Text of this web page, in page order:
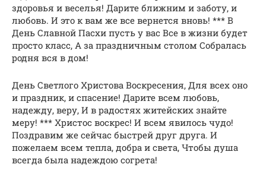
здоровья и веселья! Дарите ближним и заботу, и
любовь. И это к вам же все вернется вновь! *** В
День Славной Пасхи пусть у вас Все в жизни будет
просто класс, А за праздничным столом Собралась
родня вся в дом!
День Светлого Христова Воскресения, Для всех оно
и праздник, и спасение! Дарите всем любовь,
надежду, веру, И в радостях житейских знайте
меру! *** Христос воскрес! И всем явилось чудо!
Поздравим же сейчас быстрей друг друга. И
пожелаем всем тепла, добра и света, Чтобы душа
всегда была надеждою согрета!